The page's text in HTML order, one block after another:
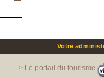
Votre
> Le portail du tourisme